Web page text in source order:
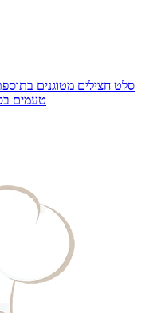
סלט חצילים מטוגנים
טעמים